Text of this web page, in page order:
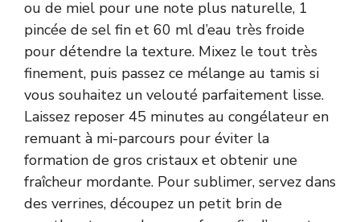
ou de miel pour une note plus naturelle, 1
pincée de sel fin et 60 ml d’eau très froide
pour détendre la texture. Mixez le tout très
finement, puis passez ce mélange au tamis si
vous souhaitez un velouté parfaitement lisse.
Laissez reposer 45 minutes au congélateur en
remuant à mi-parcours pour éviter la
formation de gros cristaux et obtenir une
fraîcheur mordante. Pour sublimer, servez dans
des verrines, découpez un petit brin de